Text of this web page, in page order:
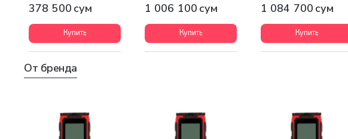
378 500 сум
Купить
1 006 100 сум
Купить
1 084 700 сум
Купить
От бренда